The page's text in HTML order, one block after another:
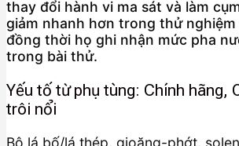
thay đổi hành vi ma sát và làm
giảm nhanh hơn trong thử nghiệm
đồng thời họ ghi nhận mức pha
trong bài thử.
Yếu tố từ phụ tùng: Chính hãng,
trôi nổi